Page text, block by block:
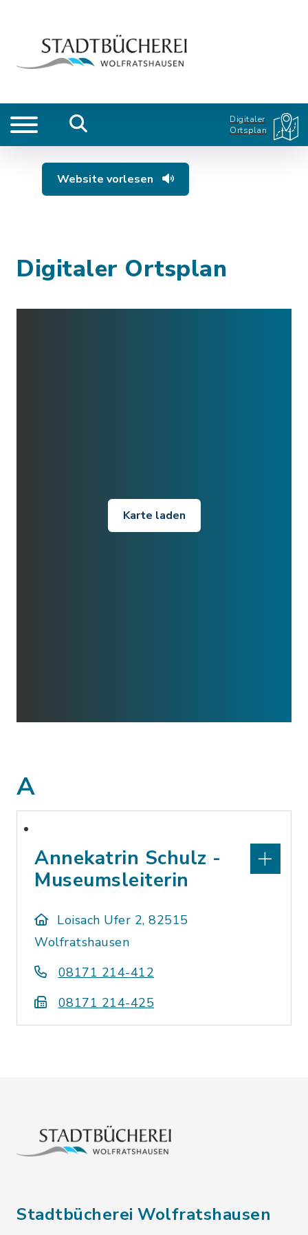
Digitaler
Ortsplan
Website vorlesen
Digitaler Ortsplan
Karte laden
A
Annekatrin Schulz -
Museumsleiterin
Loisach Ufer 2, 82515
Wolfratshausen
08171 214-412
08171 214-425
Stadtbücherei Wolfratshausen